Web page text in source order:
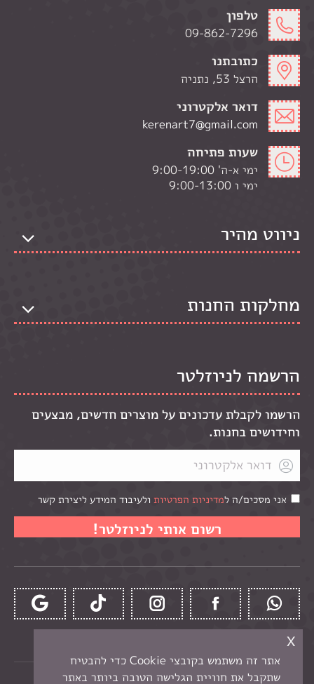
טלפון
09-862-7296
כתובתנו
הרצל 53, נתניה
דואר אלקטרוני
kerenart7@gmail.com
שעות פתיחה
ימי א-ה' 9:00-19:00
ימי ו 9:00-13:00
ניווט מהיר
מחלקות החנות
הרשמה לניוזלטר
הרשמו לקבלת עדכונים על מוצרים חדשים, מבצעים
וחידושים בחנות.
אני מסכים/ה למדיניות הפרטיות ולעיבוד המידע ליצירת קשר
כל הזכויות שמורות לקרן -חנות יצירה בנתניה
אתר זה משתמש בקובצי Cookie כדי להבטיח
שתקבל את חוויית הגלישה הטובה ביותר באתר
x